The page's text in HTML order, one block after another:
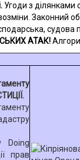
Угоди з ділянками
Законний
судова
АТАК!
Doing
прав